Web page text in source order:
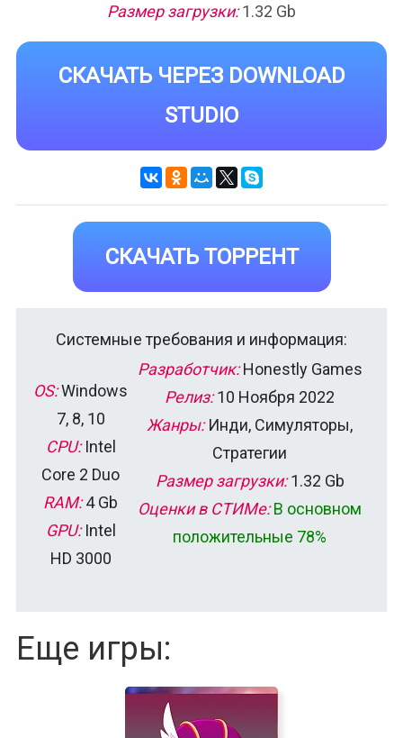
Размер загрузки:1.32 Gb
СКАЧАТЬ ЧЕРЕЗ DOWNLOAD
STUDIO
СКАЧАТЬ ТОРРЕНТ
Системные требования и информация:
OS:Windows
7, 8, 10
CPU:Intel
Core 2 Duo
RAM:4 Gb
GPU:Intel
HD 3000
Разработчик:Honestly Games
Релиз:10 Ноября 2022
Жанры:Инди, Симуляторы,
Стратегии
Размер загрузки:1.32 Gb
Оценки в СТИМе: В основном
положительные 78%
Еще игры: